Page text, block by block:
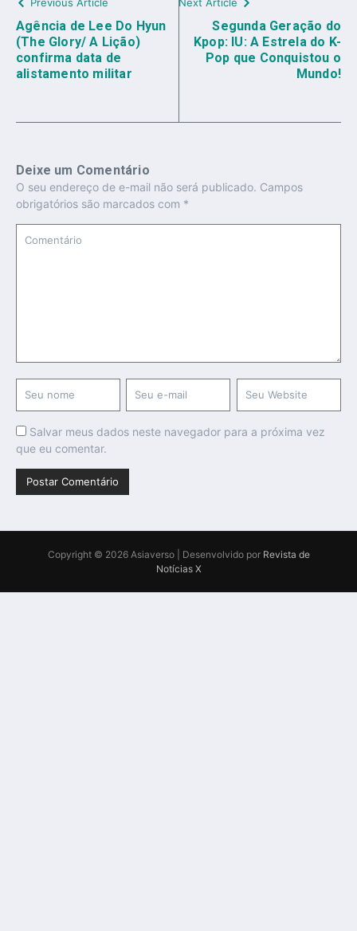
Previous Article
Agência de Lee Do Hyun
(The Glory/ A Lição)
confirma data de
alistamento militar
Next Article
Segunda Geração do
Kpop: IU: A Estrela do K-
Pop que Conquistou o
Mundo!
Deixe um Comentário
O seu endereço de e-mail não será publicado. Campos
obrigatórios são marcados com *
Salvar meus dados neste navegador para a próxima vez
que eu comentar.
Copyright © 2026 Asiaverso | Desenvolvido por Revista de
Notícias X